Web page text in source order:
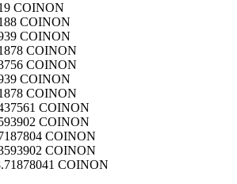
COINON
COINON
COINON
COINON
COINON
COINON
COINON
COINON
COINON
COINON
COINON
COINON